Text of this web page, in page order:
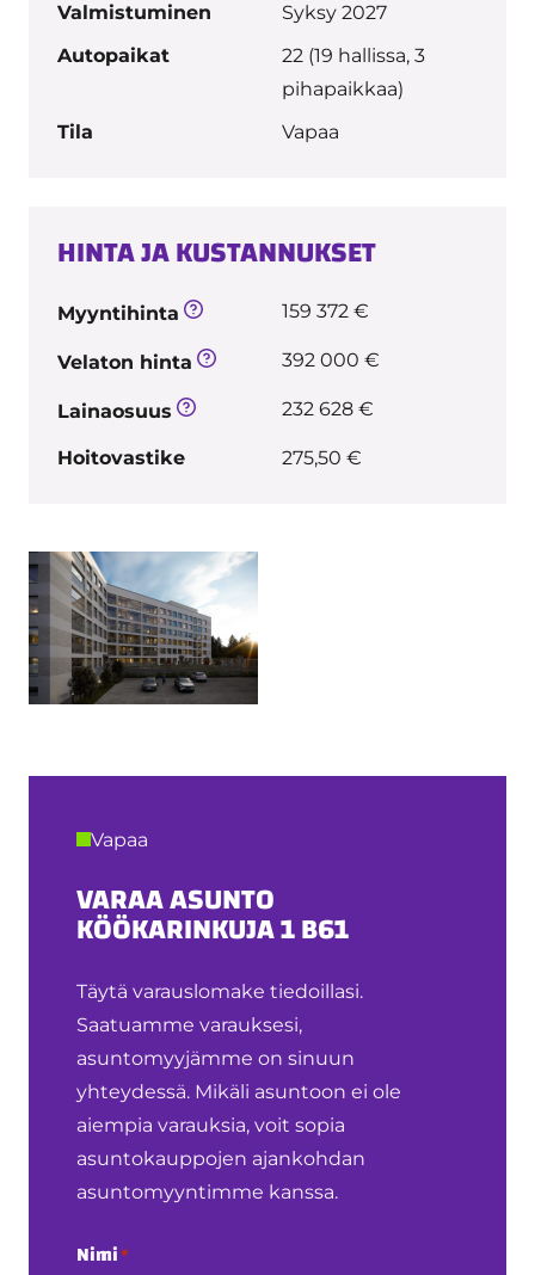
Valmistuminen
Syksy 2027
Autopaikat
22 (19 hallissa, 3
pihapaikkaa)
Tila
Vapaa
HINTA JA KUSTANNUKSET
Myyntihinta 159 372 €
Velaton hinta 392 000 €
Lainaosuus 232 628 €
Hoitovastike 275,50 €
Vapaa
VARAA ASUNTO
KÖÖKARINKUJA 1 B61
Täytä varauslomake tiedoillasi.
Saatuamme varauksesi,
asuntomyyjämme on sinuun
yhteydessä. Mikäli asuntoon ei ole
aiempia varauksia, voit sopia
asuntokauppojen ajankohdan
asuntomyyntimme kanssa.
Nimi*